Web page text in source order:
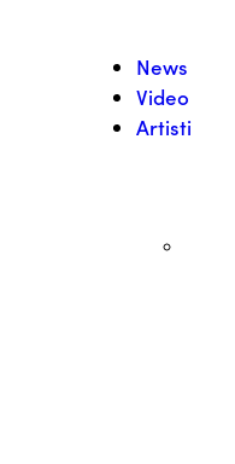
News
Video
Artisti